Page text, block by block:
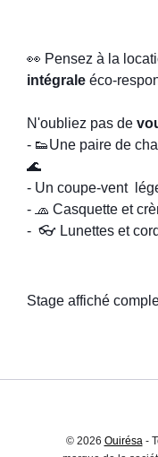
👀 Pensez à la
intégrale éco-
N'oubliez pas de
- 👟Une paire de
🌊
- Un coupe-vent
- 🧢 Casquette et
- 👓 Lunettes et
Stage affiché
© 2026 Ouirésa -